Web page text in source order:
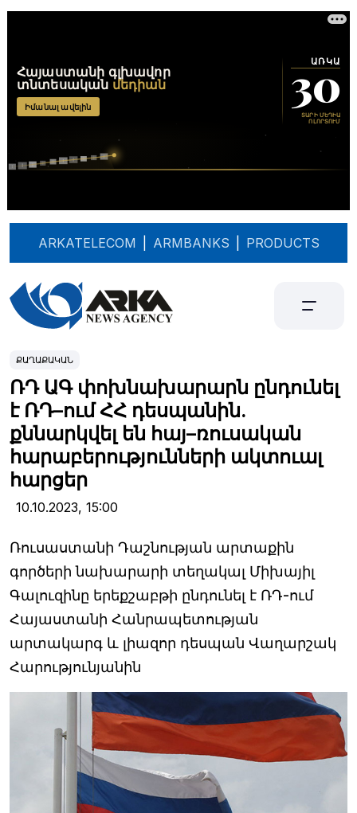
ARKATELECOM ARMBANKS PRODUCTS
ՔԱՂԱՔԱԿԱՆ
ՌԴ ԱԳ փոխնախարարն ընդունել
է ՌԴ–ում ՀՀ դեսպանին.
քննարկվել են հայ–ռուսական
հարաբերությունների ակտուալ
հարցեր
10.10.2023, 15:00
Ռուսաստանի Դաշնության արտաքին
գործերի նախարարի տեղակալ Միխայիլ
Գալուզինը երեքշաբթի ընդունել է ՌԴ-ում
Հայաստանի Հանրապետության
արտակարգ և լիազոր դեսպան Վաղարշակ
Հարությունյանին